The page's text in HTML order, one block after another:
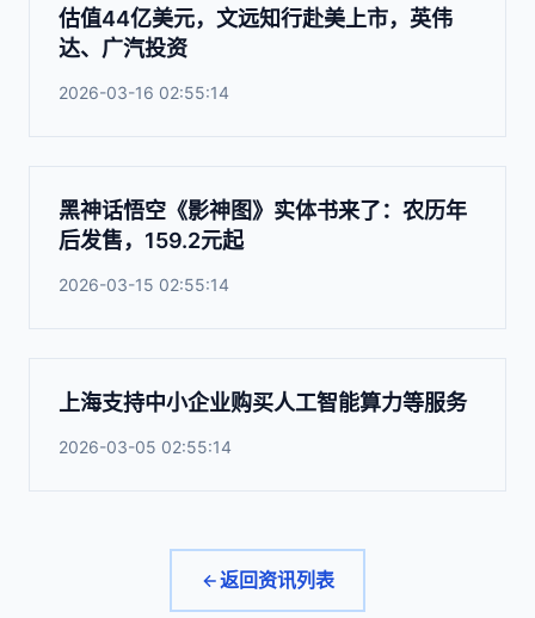
估值44亿美元，文远知行赴美上市，英伟
达、广汽投资
2026-03-16 02:55:14
黑神话悟空《影神图》实体书来了：农历年
后发售，159.2元起
2026-03-15 02:55:14
上海支持中小企业购买人工智能算力等服务
2026-03-05 02:55:14
返回资讯列表